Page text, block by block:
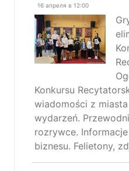
16 апреля в 12:00
Konkursu
wiadomości z
wydarzeń.
rozrywce.
biznesu. Felietony,